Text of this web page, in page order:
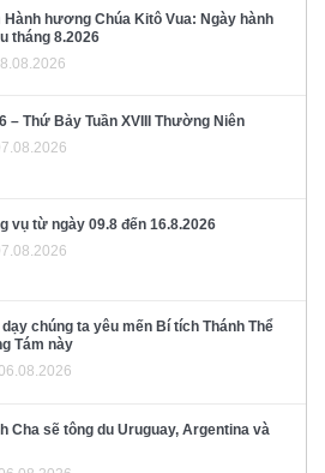
Hành hương Chúa Kitô Vua: Ngày hành
tháng 8.2026
– Thứ Bảy Tuần XVIII Thường Niên
vụ từ ngày 09.8 đến 16.8.2026
chúng ta yêu mến Bí tích Thánh Thể
Tám này
Cha sẽ tông du Uruguay, Argentina và